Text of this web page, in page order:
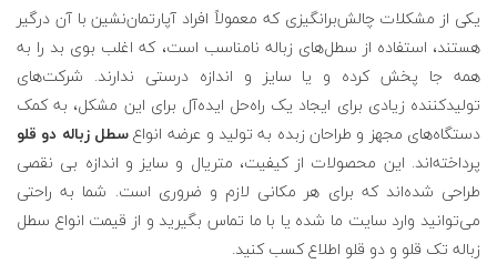
یکی از مشکلات چالش‌برانگیزی که معمولاً افراد آپارتمان‌نشین با آن درگیر
هستند، استفاده از سطل‌های زباله نامناسب است، که اغلب بوی بد را به
همه جا پخش کرده و یا سایز و اندازه درستی ندارند. شرکت‌های
تولید‌کننده زیادی برای ایجاد یک راه‌حل ایده‌آل برای این مشکل، به کمک
دستگاه‌های مجهز و طراحان زبده به تولید و عرضه انواعسطل زباله دو قلو
پرداخته‌اند. این محصولات از کیفیت، متریال و سایز و اندازه بی ‌نقصی
طراحی شده‌اند که برای هر مکانی لازم و ضروری است. شما به راحتی
می‌توانید وارد سایت ما شده یا با ما تماس بگیرید و از قیمت انواع سطل
زباله تک قلو و دو قلو اطلاع کسب کنید.